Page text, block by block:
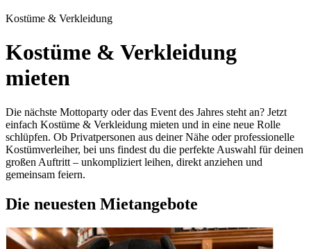
Kostüme & Verkleidung
Kostüme & Verkleidung
mieten
Die nächste Mottoparty oder das Event des Jahres steht an? Jetzt
einfach Kostüme & Verkleidung mieten und in eine neue Rolle
schlüpfen. Ob Privatpersonen aus deiner Nähe oder professionelle
Kostümverleiher, bei uns findest du die perfekte Auswahl für deinen
großen Auftritt – unkompliziert leihen, direkt anziehen und
gemeinsam feiern.
Die neuesten Mietangebote